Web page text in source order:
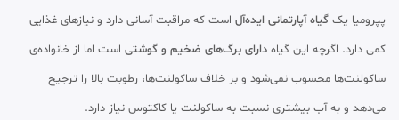
پپرومیا یک گیاه آپارتمانی ایده‌آل است که مراقبت آسانی دارد و نیازهای غذایی
کمی دارد. اگرچه این گیاه دارای برگ‌های ضخیم و گوشتی است اما از خانواده‌ی
ساکولنت‌ها محسوب نمی‌شود و بر خلاف ساکولنت‌ها، رطوبت بالا را ترجیح
می‌دهد و به آب بیشتری نسبت به ساکولنت یا کاکتوس نیاز دارد.